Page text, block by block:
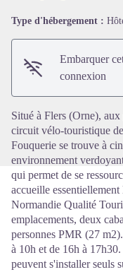
Type d'hébergement :
Embarquer
connexion
Situé à Flers (Orne),
circuit vélo-touristique
Fouquerie se trouve à
environnement
qui permet de se
accueille
Normandie Qualité
emplacements, deux
personnes PMR (27
à 10h et de 16h à
peuvent s'installer seuls